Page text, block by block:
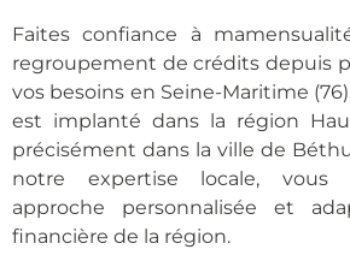
Faites confiance à
regroupement de crédits depuis
vos besoins en Seine-Maritime
est implanté dans la région
précisément dans la ville de
notre expertise locale, vous
approche personnalisée et
financière de la région.